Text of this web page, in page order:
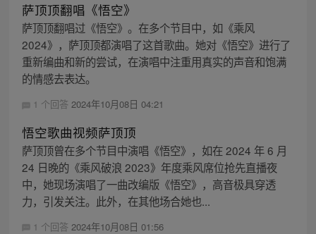
萨顶顶翻唱《悟空》
萨顶顶翻唱过《悟空》。在多个节目中，如《乘风
2024》，萨顶顶都演唱了这首歌曲。她对《悟空》进行了
重新编曲和新的尝试，在演唱中注重用真实的声音和饱满
的情感去表达。
1 个回答 2024年10月08日 04:21
悟空歌曲视频萨顶顶
萨顶顶曾在多个节目中演唱《悟空》，如在 2024 年 6 月
24 日晚的《乘风破浪 2023》年度乘风席位抢先直播夜
中，她现场演唱了一曲改编版《悟空》，高音极具穿透
力，引发关注。此外，在其他场合她也...
1 个回答 2024年10月08日 01:56